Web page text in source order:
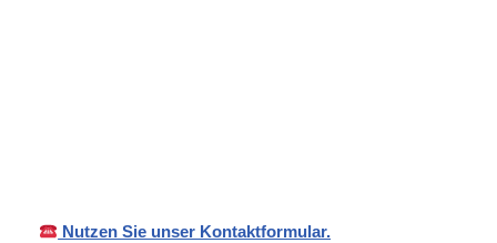
Nutzen Sie unser Kontaktformular.